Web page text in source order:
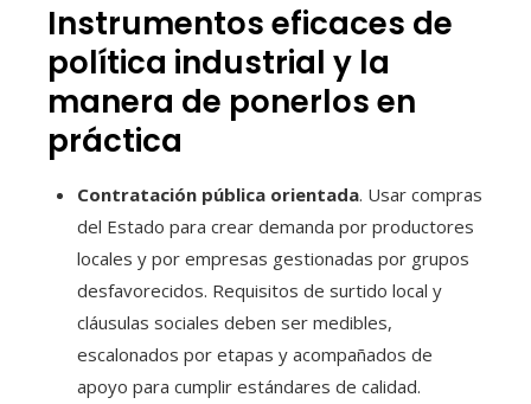
Instrumentos eficaces de
política industrial y la
manera de ponerlos en
práctica
Contratación pública orientada. Usar compras
del Estado para crear demanda por productores
locales y por empresas gestionadas por grupos
desfavorecidos. Requisitos de surtido local y
cláusulas sociales deben ser medibles,
escalonados por etapas y acompañados de
apoyo para cumplir estándares de calidad.